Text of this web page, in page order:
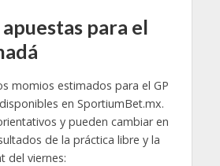
para el
momios estimados para el GP
en SportiumBet.mx.
y pueden cambiar en
de la práctica libre y la
del viernes: